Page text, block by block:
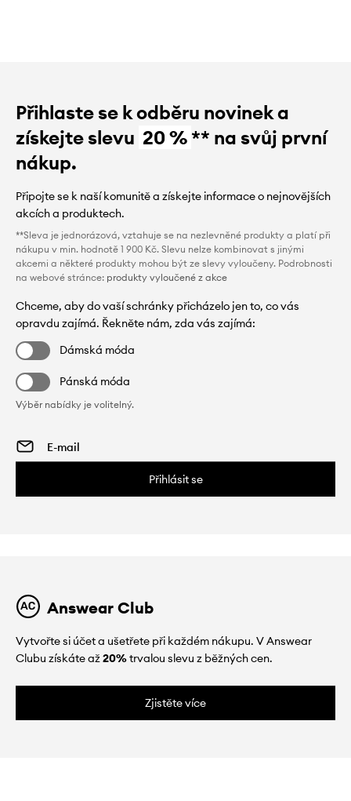
Přihlaste se k odběru novinek a
získejte slevu 20 %** na svůj první
nákup.
Připojte se k naší komunitě a získejte informace o nejnovějších
akcích a produktech.
**Sleva je jednorázová, vztahuje se na nezlevněné produkty a platí při
nákupu v min. hodnotě 1 900 Kč. Slevu nelze kombinovat s jinými
akcemi a některé produkty mohou být ze slevy vyloučeny. Podrobnosti
na webové stránce: produkty vyloučené z akce
Chceme, aby do vaší schránky přicházelo jen to, co vás
opravdu zajímá. Řekněte nám, zda vás zajímá:
Dámská móda
Pánská móda
Výběr nabídky je volitelný.
Přihlásit se
Answear Club
Vytvořte si účet a ušetřete při každém nákupu. V Answear
Clubu získáte až20%trvalou slevu z běžných cen.
Zjistěte více